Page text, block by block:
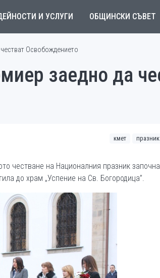
И УСЛУГИ ОБЩИНСКИ СЪВЕТ
Освобождението
заедно да
кмет празник
честване на Националния празник започна
до храм „Успение на Св. Богородица”.